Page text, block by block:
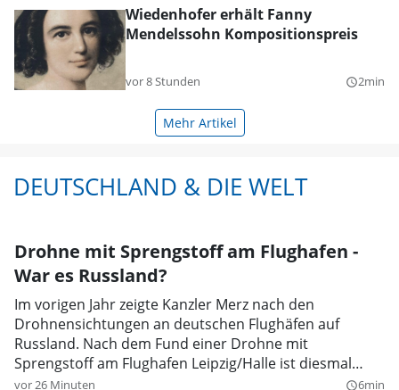
Wiedenhofer erhält Fanny
Mendelssohn Kompositionspreis
vor 8 Stunden query_builder2min
Mehr Artikel
DEUTSCHLAND & DIE WELT
Drohne mit Sprengstoff am Flughafen -
War es Russland?
Im vorigen Jahr zeigte Kanzler Merz nach den
Drohnensichtungen an deutschen Flughäfen auf
Russland. Nach dem Fund einer Drohne mit
Sprengstoff am Flughafen Leipzig/Halle ist diesmal
einiges anders.
vor 26 Minuten query_builder6min